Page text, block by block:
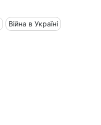
Війна в Україні